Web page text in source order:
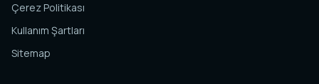
Çerez Politikası
Kullanım Şartları
Sitemap